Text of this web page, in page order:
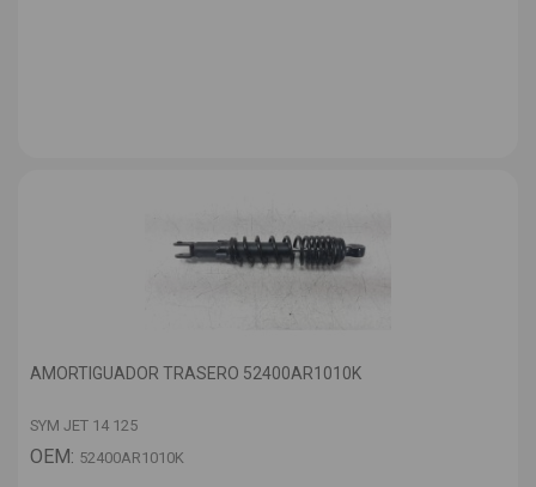
AMORTIGUADOR TRASERO 52400AR1010K
SYM JET 14 125
OEM: 52400AR1010K